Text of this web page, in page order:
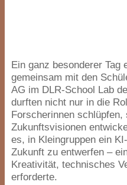
Ein ganz besonderer Tag
gemeinsam mit den
AG im DLR-School Lab
durften nicht nur in die
Forscherinnen
Zukunftsvisionen
es, in Kleingruppen ein
Zukunft zu entwerfen –
Kreativität, technisches
erforderte.